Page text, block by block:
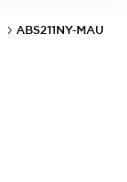
ABS211NY-MAU